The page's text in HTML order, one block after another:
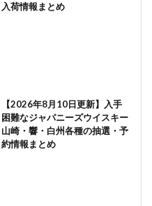
入荷情報まとめ
【2026年8月10日更新】入手
困難なジャパニーズウイスキー
山崎・響・白州各種の抽選・予
約情報まとめ